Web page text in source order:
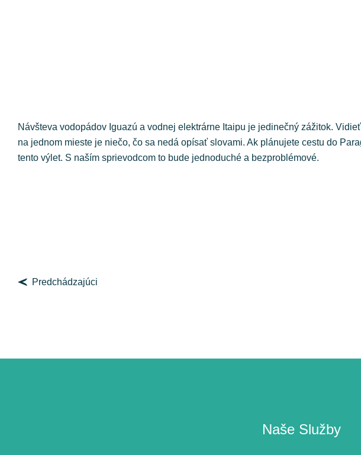
Návšteva vodopádov Iguazú a vodnej elektrárne Itaipu je jedinečný zážitok.
na jednom mieste je niečo, čo sa nedá opísať slovami. Ak plánujete cestu do
tento výlet. S naším sprievodcom to bude jednoduché a bezproblémové.
Predchádzajúci
Naše Služby